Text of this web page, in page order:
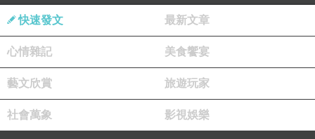
快速發文 最新文章
心情雜記 美食饗宴
藝文欣賞 旅遊玩家
社會萬象 影視娛樂